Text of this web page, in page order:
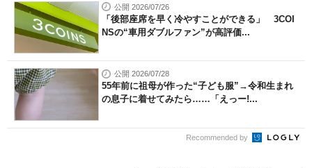
公開 2026/07/26
「後部座席を早く冷やすことができる」 3COI
NSの“車用ダブルファン”が高評価...
公開 2026/07/28
55年前に祖母が作った“子ども服”→令和生まれ
の息子に着せてみたら……「えっー!...
Recommended by